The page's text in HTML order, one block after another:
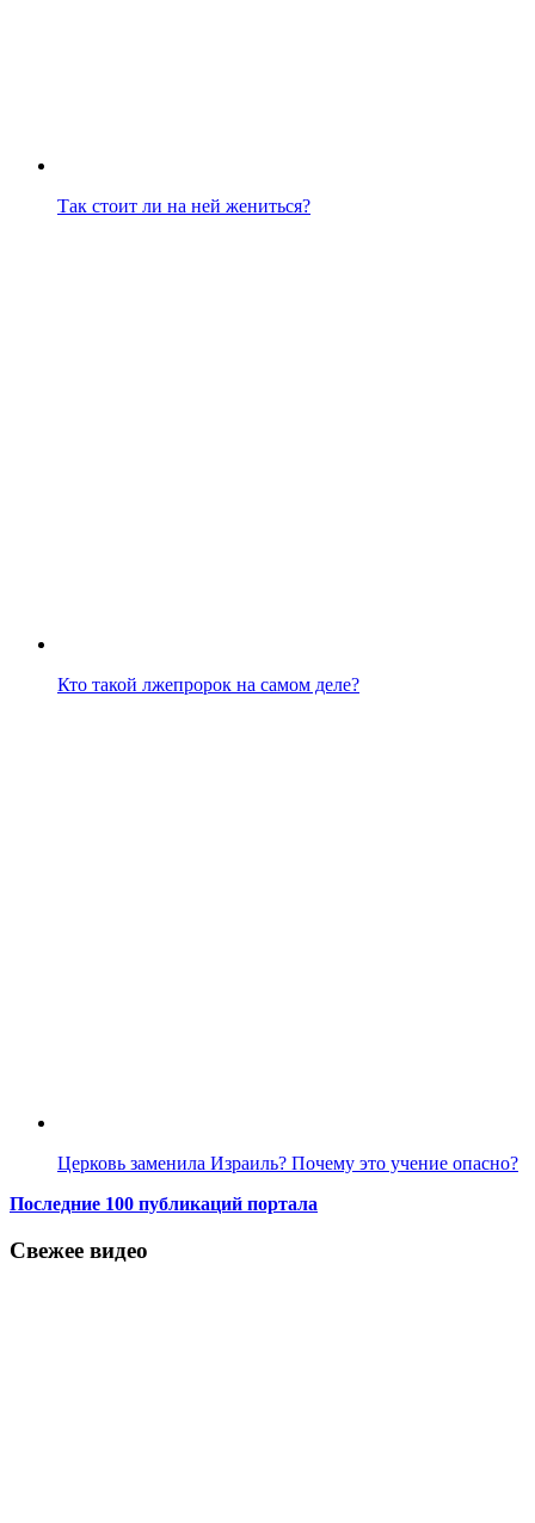
Так стоит ли на ней жениться?
Кто такой лжепророк на самом деле?
Церковь заменила Израиль? Почему это учение опасно?
Последние 100 публикаций портала
Свежее видео